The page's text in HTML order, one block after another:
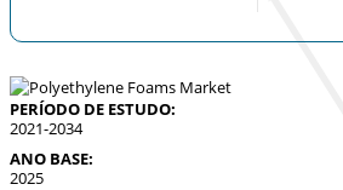
PERÍODO DE ESTUDO:
2021-2034
ANO BASE:
2025